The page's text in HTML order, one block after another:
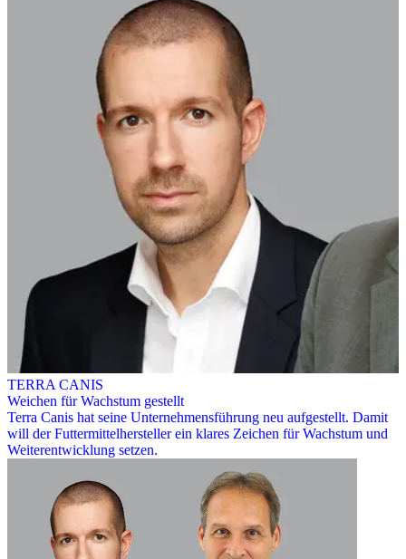
TERRA CANIS
Weichen für Wachstum gestellt
Terra Canis hat seine Unternehmensführung neu aufgestellt. Damit
will der Futtermittelhersteller ein klares Zeichen für Wachstum und
Weiterentwicklung setzen.